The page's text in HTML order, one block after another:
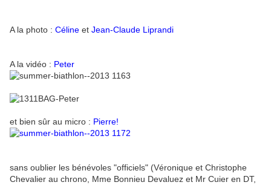
A la photo : Céline et Jean-Claude Liprandi
A la vidéo : Peter
et bien sûr au micro : Pierre!
sans oublier les bénévoles "officiels" (Véronique et Christophe
Chevalier au chrono, Mme Bonnieu Devaluez et Mr Cuier en DT,